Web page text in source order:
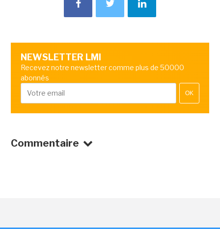
NEWSLETTER LMI
Recevez notre newsletter comme plus de 50000
abonnés
OK
Commentaire